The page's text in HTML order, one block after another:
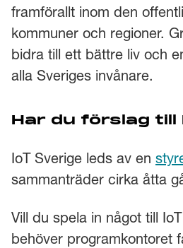
framförallt inom den
kommuner och regioner.
bidra till ett bättre liv och
alla Sveriges invånare.
Har du förslag till
IoT Sverige leds av en
sammanträder cirka åtta
Vill du spela in något till
behöver programkontoret